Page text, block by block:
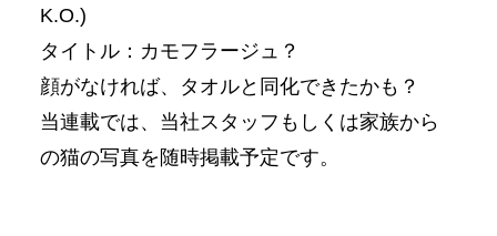
K.O.)
タイトル：カモフラージュ？
顔がなければ、タオルと同化できたかも？
当連載では、当社スタッフもしくは家族から
の猫の写真を随時掲載予定です。